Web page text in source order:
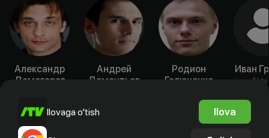
Александр
Домогаров
Андрей
Дементьев
Родион
Галюченко
Иван
Ilovaga o'tish Ilova